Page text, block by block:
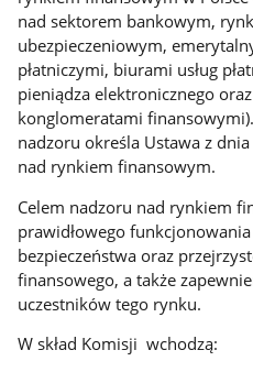
nad sektorem bankowym,
ubezpieczeniowym,
płatniczymi, biurami usług
pieniądza elektronicznego
konglomeratami
nadzoru określa Ustawa z
nad rynkiem finansowym.
Celem nadzoru nad rynkiem
prawidłowego
bezpieczeństwa oraz
finansowego, a także
uczestników tego rynku.
W skład Komisji wchodzą: